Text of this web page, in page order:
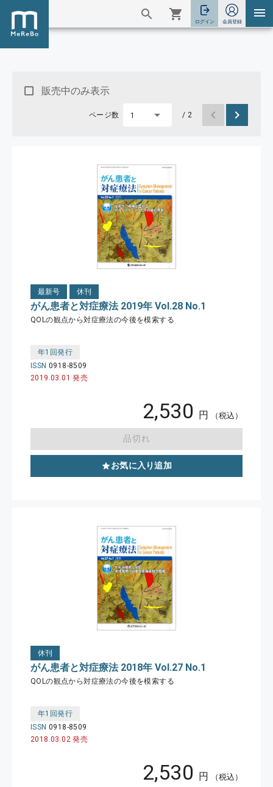
販売中のみ表示
ページ数 1 / 2
最新号 休刊
がん患者と対症療法 2019年 Vol.28 No.1
QOLの観点から対症療法の今後を模索する
年1回発行
ISSN 0918-8509
2019.03.01 発売
2,530 円 （税込）
品切れ
お気に入り追加
休刊
がん患者と対症療法 2018年 Vol.27 No.1
QOLの観点から対症療法の今後を模索する
年1回発行
ISSN 0918-8509
2018.03.02 発売
2,530 円 （税込）